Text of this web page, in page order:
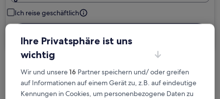
Ich reise geschäftlich
Kostenlose Stornierung bei
Planänderungen
Ihre Privatsphäre ist uns
wichtig
Wir und unsere16 Partner speichern und/ oder greifen
auf Informationen auf einem Gerät zu, z.B. auf eindeutige
Kennungen in Cookies, um personenbezogene Daten zu